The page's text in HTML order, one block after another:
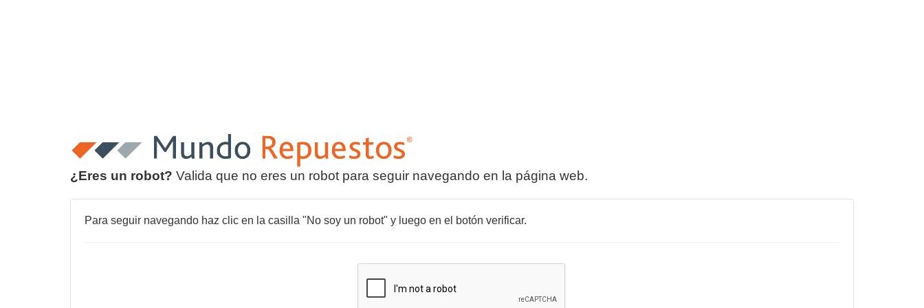
¿Eres un robot? Valida que no eres un robot para seguir navegando en la página web.
Para seguir navegando haz clic en la casilla "No soy un robot" y luego en el botón verificar.